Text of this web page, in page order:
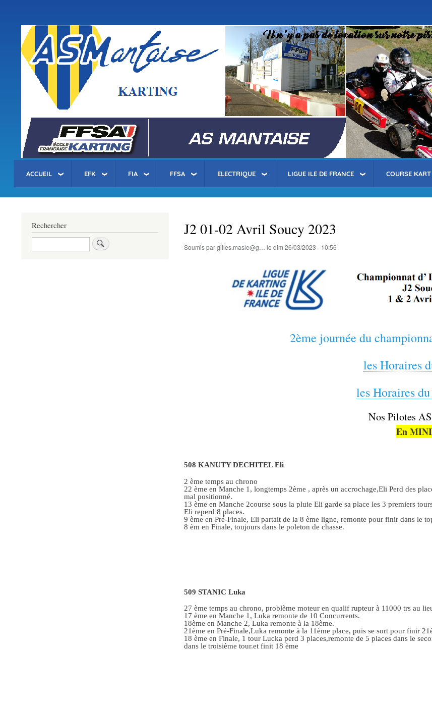
contenu
principal
compte
l'utilisateur
asm-karting.fr
ACCUEIL EFK FIA FFSA ELECTRIQUE LIGUE ILE DE FRANCE COURSE
J2 01-02 Avril Soucy 2023
Soumis pargilles.masle@g… le dim 26/03/2023 - 10:56
2ème journée du
les Horaires
les Horaires
Nos Pilotes
En
508 KANUTY DECHITEL Eli
2 ème temps au chrono
22 ème en Manche 1, longtemps 2ème , après un accrochage,Eli Perd des
mal positionné.
13 ème en Manche 2course sous la pluie Eli garde sa place les 3 premiers
Eli reperd 8 places.
9 ème en Pré-Finale, Eli partait de la 8 ème ligne, remonte pour finir dans le
8 èm en Finale, toujours dans le poleton de chasse.
509 STANIC Luka
27 ème temps au chrono, problème moteur en qualif rupteur à 11000 trs au
17 ème en Manche 1, Luka remonte de 10 Concurrents.
18ème en Manche 2, Luka remonte à la 18ème.
21ème en Pré-Finale,Luka remonte à la 11ème place, puis se sort pour finir
18 ème en Finale, 1 tour Lucka perd 3 places,remonte de 5 places dans le
dans le troisième tour.et finit 18 ème
Rechercher
Rechercher